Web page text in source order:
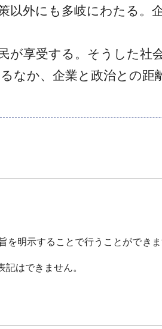
外にも多岐にわたる。
享受する。そうした社
なか、企業と政治との距
明示することで行うことができま
はできません。